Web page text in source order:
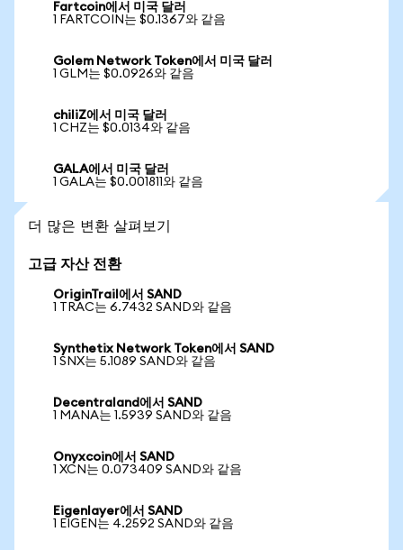
Fartcoin에서 미국 달러
1 FARTCOIN는 $0.1367와 같음
Golem Network Token에서 미국 달러
1 GLM는 $0.0926와 같음
chiliZ에서 미국 달러
1 CHZ는 $0.0134와 같음
GALA에서 미국 달러
1 GALA는 $0.001811와 같음
더 많은 변환 살펴보기
고급 자산 전환
OriginTrail에서 SAND
1 TRAC는 6.7432 SAND와 같음
Synthetix Network Token에서 SAND
1 SNX는 5.1089 SAND와 같음
Decentraland에서 SAND
1 MANA는 1.5939 SAND와 같음
Onyxcoin에서 SAND
1 XCN는 0.073409 SAND와 같음
Eigenlayer에서 SAND
1 EIGEN는 4.2592 SAND와 같음